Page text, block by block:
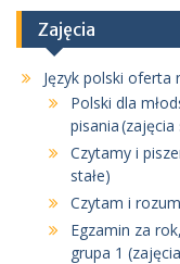
Zajęcia
Język polski oferta
Polski dla
pisania (zajęcia
Czytamy i
stałe)
Czytam i
Egzamin za
grupa 1